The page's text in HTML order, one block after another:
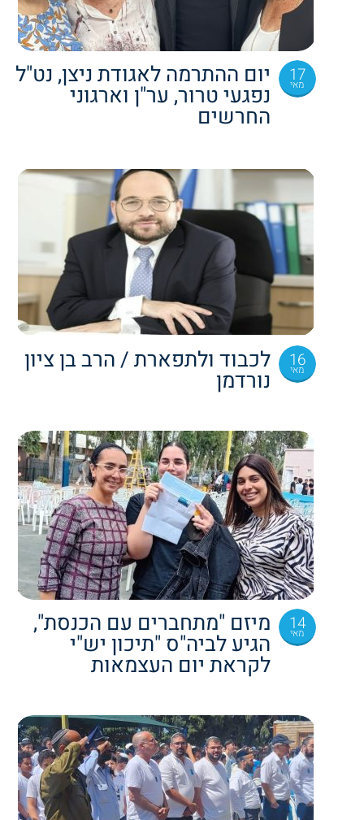
17
מאי יום ההתרמה לאגודת ניצן, נט"ל
נפגעי טרור, ער"ן וארגוני
החרשים
16
מאי לכבוד ולתפארת / הרב בן ציון
נורדמן
14
מאי מיזם "מתחברים עם הכנסת",
הגיע לביה"ס "תיכון יש"י
לקראת יום העצמאות